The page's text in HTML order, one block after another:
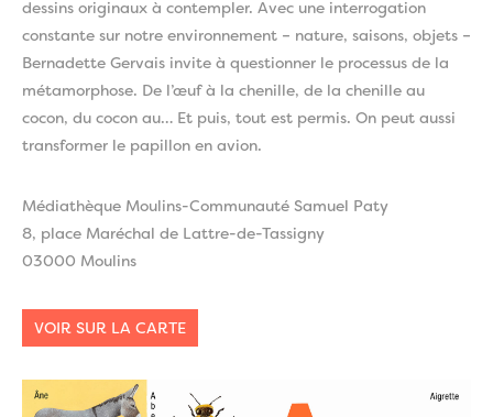
dessins originaux à contempler. Avec une interrogation
constante sur notre environnement – nature, saisons, objets –
Bernadette Gervais invite à questionner le processus de la
métamorphose. De l’œuf à la chenille, de la chenille au
cocon, du cocon au… Et puis, tout est permis. On peut aussi
transformer le papillon en avion.
Médiathèque Moulins-Communauté Samuel Paty
8, place Maréchal de Lattre-de-Tassigny
03000 Moulins
VOIR SUR LA CARTE